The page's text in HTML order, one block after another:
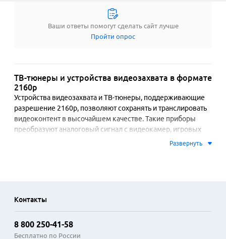
Ваши ответы помогут сделать сайт лучше
Пройти опрос
ТВ-тюнеры и устройства видеозахвата в формате
2160p
Устройства видеозахвата и ТВ-тюнеры, поддерживающие
разрешение 2160p, позволяют сохранять и транслировать
видеоконтент в высочайшем качестве. Такие приборы
преобразуют аналоговый сигнал с видеокамер, игровых
консолей или спутниковых антенн в цифровой формат,
Технологии аппаратного кодирования, такие как H.264 и
H.265, минимизируют нагрузку на процессор компьютера
во время записи, сохраняя высокую четкость при
компактном размере итоговых файлов. Многие модели
Развернуть
Контакты
8 800 250-41-58
Бесплатно по России